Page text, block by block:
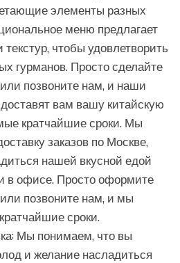
элементы разных
меню предлагает
текстур, чтобы удовлетворить
гурманов. Просто сделайте
позвоните нам, и наши
вам вашу китайскую
кратчайшие сроки. Мы
заказов по Москве,
нашей вкусной едой
в офисе. Просто оформите
позвоните нам, и мы
сроки.
Мы понимаем, что вы
и желание насладиться